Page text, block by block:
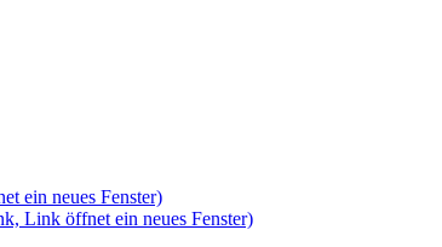
ein neues Fenster)
Link öffnet ein neues Fenster)